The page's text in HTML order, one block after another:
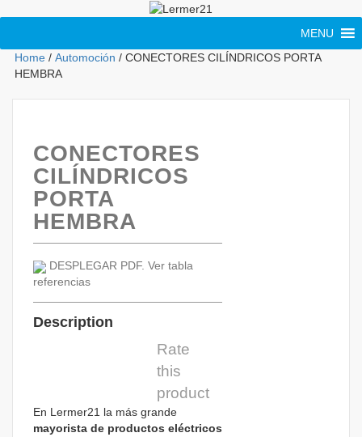
MENU
Home / Automoción / CONECTORES CILÍNDRICOS PORTA
HEMBRA
CONECTORES
CILÍNDRICOS
PORTA
HEMBRA
DESPLEGAR PDF. Ver tabla
referencias
Description
Rate
this
product
En Lermer21 la más grande
mayorista de productos eléctricos